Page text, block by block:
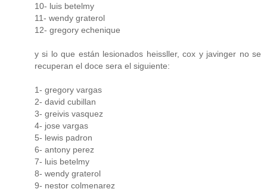
10- luis betelmy
11- wendy graterol
12- gregory echenique
y si lo que están lesionados heissller, cox y javinger no se
recuperan el doce sera el siguiente:
1- gregory vargas
2- david cubillan
3- greivis vasquez
4- jose vargas
5- lewis padron
6- antony perez
7- luis betelmy
8- wendy graterol
9- nestor colmenarez